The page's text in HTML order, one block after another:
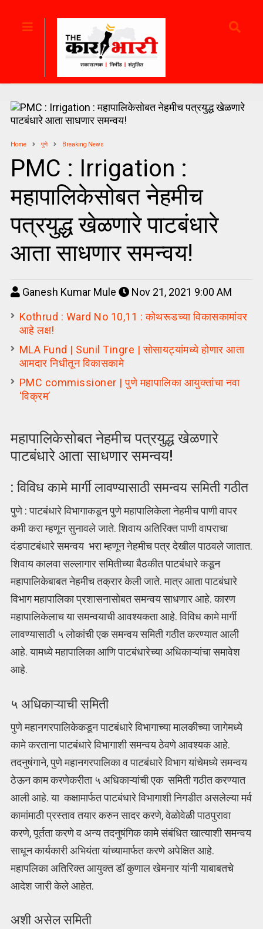
Home पुणे Breaking News
PMC : Irrigation :
महापालिकेसोबत नेहमीच
पत्रयुद्ध खेळणारे पाटबंधारे
आता साधणार समन्वय!
Ganesh Kumar Mule
Nov 21, 2021 9:00 AM
Kothrud : Ward No 10,11 : कोथरूडच्या विकासकामांवर
आहे लक्ष!
MLA Fund | Sunil Tingre | सोसायट्यांमध्ये होणार आता
आमदार निधीतून विकासकामे
PMC commissioner | पुणे महापालिका आयुक्तांचा नवा
‘विक्रम’
महापालिकेसोबत नेहमीच पत्रयुद्ध खेळणारे
पाटबंधारे आता साधणार समन्वय!
: विविध कामे मार्गी लावण्यासाठी समन्वय समिती गठीत
पुणे : पाटबंधारे विभागाकडून पुणे महापालिकेला नेहमीच पाणी वापर
कमी करा म्हणून सुनावले जाते. शिवाय अतिरिक्त पाणी वापराचा
दंडपाटबंधारे समन्वय भरा म्हणून नेहमीच पत्र देखील पाठवले जातात.
शिवाय कालवा सल्लागार समितीच्या बैठकीत पाटबंधारे कडून
महापालिकेबाबत नेहमीच तक्रार केली जाते. मात्र आता पाटबंधारे
विभाग महापालिका प्रशासनासोबत समन्वय साधणार आहे. कारण
महापालिकेलाच या समन्वयाची आवश्यकता आहे. विविध कामे मार्गी
लावण्यासाठी ५ लोकांची एक समन्वय समिती गठीत करण्यात आली
आहे. यामध्ये महापालिका आणि पाटबंधारेच्या अधिकाऱ्यांचा समावेश
आहे.
५ अधिकाऱ्याची समिती
पुणे महानगरपालिकेकडून पाटबंधारे विभागाच्या मालकीच्या जागेमध्ये
कामे करताना पाटबंधारे विभागाशी समन्वय ठेवणे आवश्यक आहे.
तदनुषंगाने, पुणे महानगरपालिका व पाटबंधारे विभाग यांचेमध्ये समन्वय
ठेऊन काम करणेकरीता ५ अधिकाऱ्यांची एक समिती गठीत करण्यात
आली आहे. या कक्षामार्फत पाटबंधारे विभागाशी निगडीत असलेल्या मर्व
कामांमाठी प्रस्ताव तयार करुन सादर करणे, वेळोवेळी पाठपुरावा
करणे, पूर्तता करणे व अन्य तदनुषंगिक कामे संबंधित खात्याशी समन्वय
साधून कार्यकारी अभियंता यांच्यामार्फत करणे अपेक्षित आहे.
महापलिका अतिरिक्त आयुक्त डॉ कुणाल खेमनार यांनी याबाबतचे
आदेश जारी केले आहेत.
अशी असेल समिती